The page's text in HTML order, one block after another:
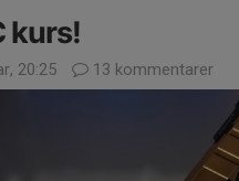
kurs!
20:25 13 kommentarer